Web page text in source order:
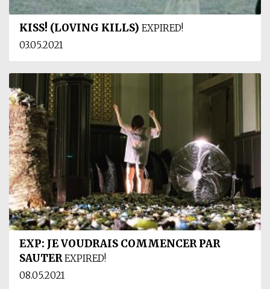
03.05.2021
KISS! (LOVING KILLS) EXPIRED!
08.05.2021
EXP: JE VOUDRAIS COMMENCER PAR
SAUTER EXPIRED!